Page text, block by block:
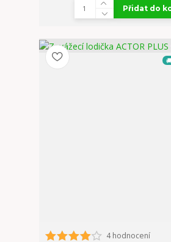
Přidat do
4 hodnocení